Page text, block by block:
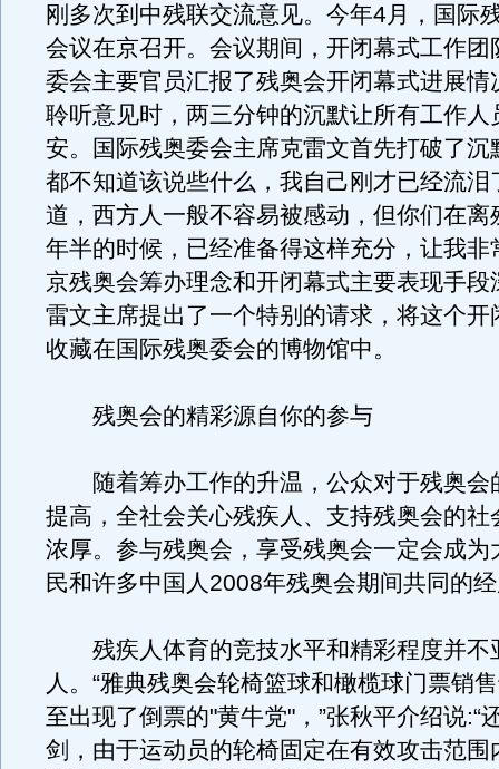
刚多次到中残联交流意见。今年4月，国际
会议在京召开。会议期间，开闭幕式工作团
委会主要官员汇报了残奥会开闭幕式进展情
聆听意见时，两三分钟的沉默让所有工作人
安。国际残奥委会主席克雷文首先打破了沉
都不知道该说些什么，我自己刚才已经流泪
道，西方人一般不容易被感动，但你们在离
年半的时候，已经准备得这样充分，让我非
京残奥会筹办理念和开闭幕式主要表现手段
雷文主席提出了一个特别的请求，将这个开
收藏在国际残奥委会的博物馆中。
残奥会的精彩源自你的参与
随着筹办工作的升温，公众对于残奥会
提高，全社会关心残疾人、支持残奥会的社
浓厚。参与残奥会，享受残奥会一定会成为
民和许多中国人2008年残奥会期间共同的
残疾人体育的竞技水平和精彩程度并不
人。“雅典残奥会轮椅篮球和橄榄球门票销
至出现了倒票的"黄牛党"，”张秋平介绍说:“
剑，由于运动员的轮椅固定在有效攻击范围